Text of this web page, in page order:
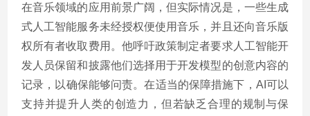
在音乐领域的应用前景广阔，但实际情况是，一些生成
式人工智能服务未经授权便使用音乐，并且还向音乐版
权所有者收取费用。他呼吁政策制定者要求人工智能开
发人员保留和披露他们选择用于开发模型的创意内容的
记录，以确保能够问责。在适当的保障措施下， AI 可以
支持并提升人类的创造力，但若缺乏合理的规制与保